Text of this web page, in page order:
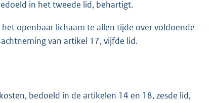
in het tweede lid, behartigt.
openbaar lichaam te allen tijde over voldoende
van artikel 17, vijfde lid.
bedoeld in de artikelen 14 en 18, zesde lid,